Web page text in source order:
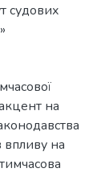
судових
на
впливу на